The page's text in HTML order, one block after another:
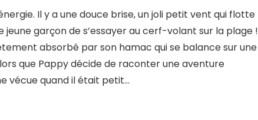
Il y a une douce brise, un joli petit vent qui flotte
jeune garçon de s’essayer au cerf-volant sur la plage !
absorbé par son hamac qui se balance sur une
que Pappy décide de raconter une aventure
vécue quand il était petit…